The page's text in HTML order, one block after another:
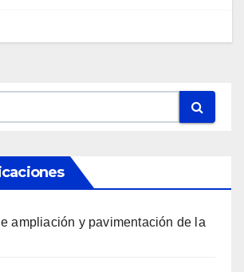
ampliación y pavimentación de la